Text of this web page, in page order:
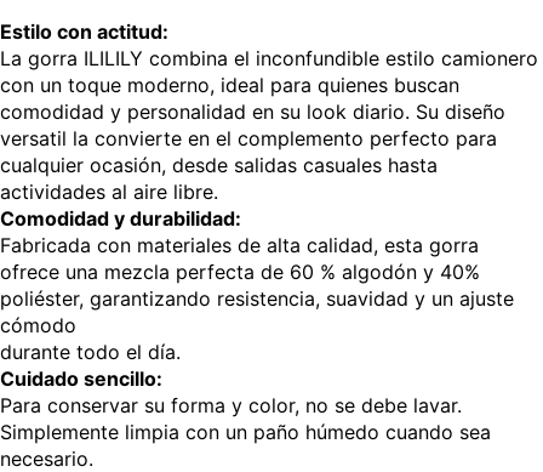
Estilo con actitud:
La gorra ILILILY combina el inconfundible estilo camionero
con un toque moderno, ideal para quienes buscan
comodidad y personalidad en su look diario. Su diseño
versatil la convierte en el complemento perfecto para
cualquier ocasión, desde salidas casuales hasta
actividades al aire libre.
Comodidad y durabilidad:
Fabricada con materiales de alta calidad, esta gorra
ofrece una mezcla perfecta de 60 % algodón y 40%
poliéster, garantizando resistencia, suavidad y un ajuste
cómodo
durante todo el día.
Cuidado sencillo:
Para conservar su forma y color, no se debe lavar.
Simplemente limpia con un paño húmedo cuando sea
necesario.